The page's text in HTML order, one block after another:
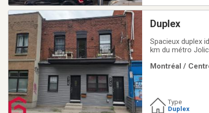
Duplex
Spacieux duplex
km du métro
au rez-de-
Montréal /
Type
Duplex